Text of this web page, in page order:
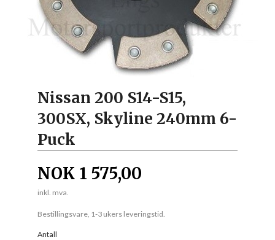
Nissan 200 S14-S15,
300SX, Skyline 240mm 6-
Puck
NOK 1 575,00
inkl. mva.
Bestillingsvare, 1-3 ukers leveringstid.
Antall